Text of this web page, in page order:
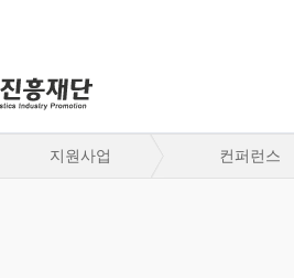
지원사업 컨퍼런스